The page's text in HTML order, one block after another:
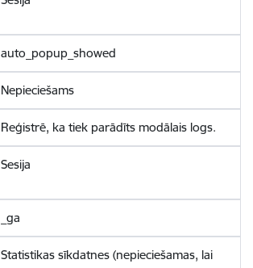
auto_popup_showed
Nepieciešams
Reģistrē, ka tiek parādīts modālais logs.
Sesija
_ga
Statistikas sīkdatnes (nepieciešamas, lai